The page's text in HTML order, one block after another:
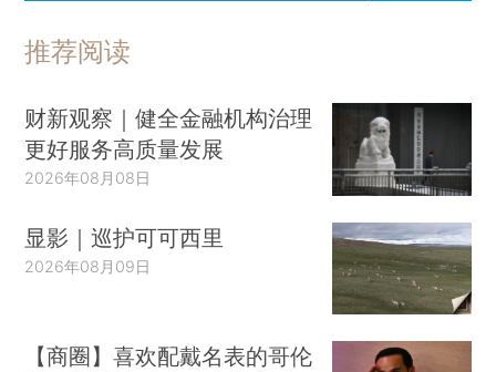
推荐阅读
财新观察｜健全金融机构治理
更好服务高质量发展
2026年08月08日
显影｜巡护可可西里
2026年08月09日
【商圈】喜欢配戴名表的哥伦